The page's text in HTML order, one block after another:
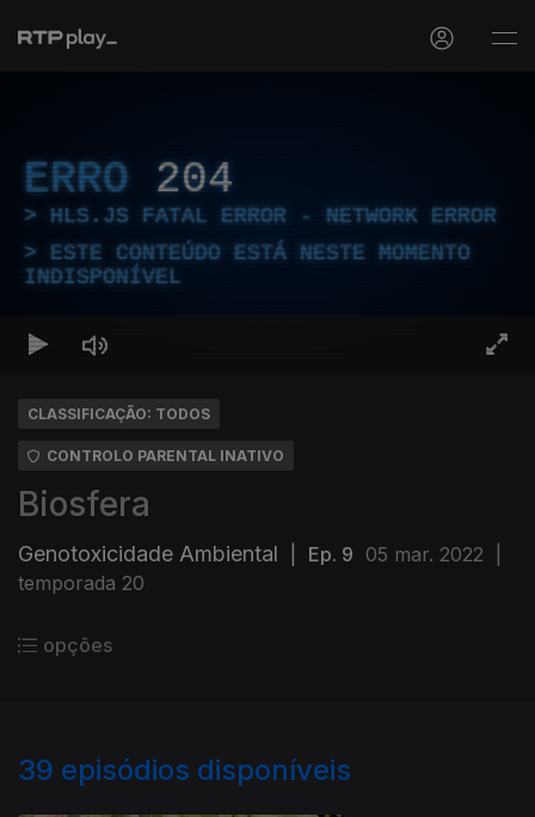
ERRO 204
HLS.JS FATAL ERROR - NETWORK ERROR
ESTE CONTEÚDO ESTÁ NESTE MOMENTO
INDISPONÍVEL
CLASSIFICAÇÃO: TODOS
CONTROLO PARENTAL INATIVO
Biosfera
Genotoxicidade Ambiental Ep. 9 05 mar. 2022
temporada 20
opções
39 episódios disponíveis